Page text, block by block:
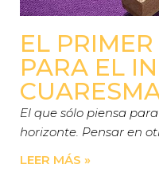
EL
PARA EL
El que sólo piensa
horizonte. Pensar en
LEER MÁS »